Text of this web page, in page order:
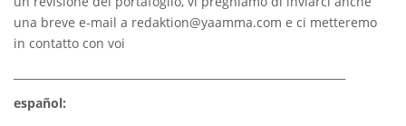
una breve e-mail a redaktion@yaamma.com e ci metteremo
in contatto con voi
español: